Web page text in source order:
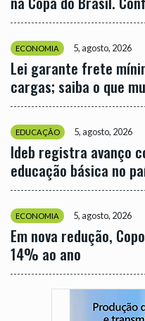
ECONOMIA 5, agosto, 2026
Lei garante frete
cargas; saiba o que
EDUCAÇÃO 5, agosto, 2026
Ideb registra avanço
educação básica no
ECONOMIA 5, agosto, 2026
Em nova redução,
14% ao ano